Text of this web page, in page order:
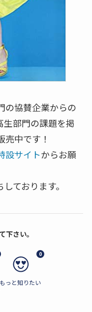
の協賛企業からの
部門の課題を掲
売中です！
設サイトからお願
ております。
下さい。
0
もっと知りたい